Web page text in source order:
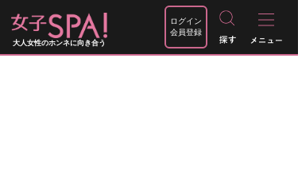
大人女性のホンネに向き合う
ログイン
会員登録